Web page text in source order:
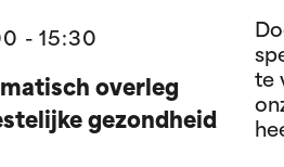
- 15:30
overleg
gezondheid
te